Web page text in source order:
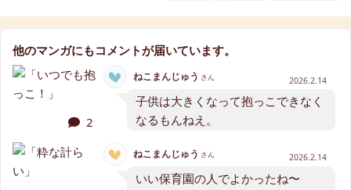
他のマンガにもコメントが届いています。
2
ねこまんじゅう さん 2026.2.14
子供は大きくなって抱っこできなく
なるもんねえ。
ねこまんじゅう さん 2026.2.14
いい保育園の人でよかったね〜